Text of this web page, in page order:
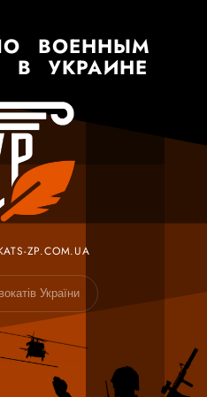
ВОЕННЫМ
УКРАИНЕ
ZP.COM.UA
України